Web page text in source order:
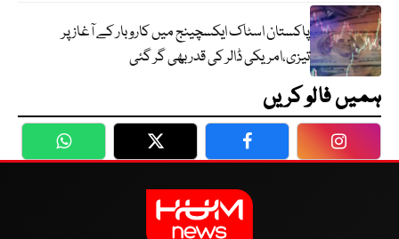
پاکستان اسٹاک ایکسچینج میں کاروبار کے آغاز پر
تیزی،امریکی ڈالر کی قدر بھی گر گئی
ہمیں فالو کریں
WhatsApp Twitter Facebook